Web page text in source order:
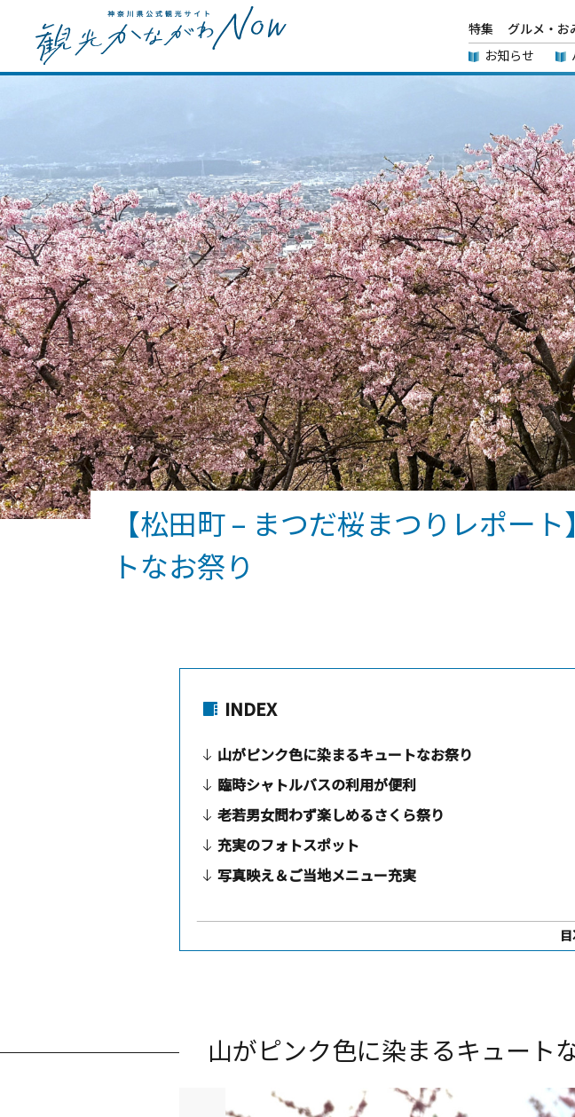
特集 グルメ・お
お知らせ
【松田町 – まつだ桜まつりレポー
トなお祭り
INDEX
山がピンク色に染まるキュートなお祭り
臨時シャトルバスの利用が便利
老若男女問わず楽しめるさくら祭り
充実のフォトスポット
写真映え＆ご当地メニュー充実
山がピンク色に染まるキュート